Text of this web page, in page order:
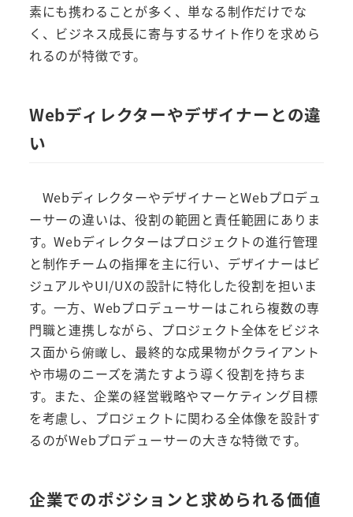
素にも携わることが多く、単なる制作だけでな
く、ビジネス成長に寄与するサイト作りを求めら
れるのが特徴です。
Webディレクターやデザイナーとの違
い
WebディレクターやデザイナーとWebプロデュ
ーサーの違いは、役割の範囲と責任範囲にありま
す。Webディレクターはプロジェクトの進行管理
と制作チームの指揮を主に行い、デザイナーはビ
ジュアルやUI/UXの設計に特化した役割を担いま
す。一方、Webプロデューサーはこれら複数の専
門職と連携しながら、プロジェクト全体をビジネ
ス面から俯瞰し、最終的な成果物がクライアント
や市場のニーズを満たすよう導く役割を持ちま
す。また、企業の経営戦略やマーケティング目標
を考慮し、プロジェクトに関わる全体像を設計す
るのがWebプロデューサーの大きな特徴です。
企業でのポジションと求められる価値